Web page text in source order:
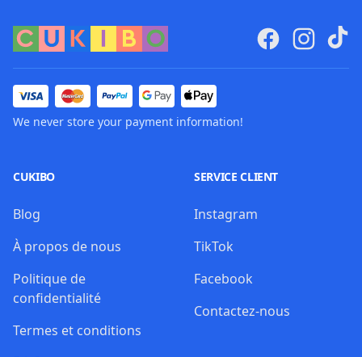
We never store your payment information!
CUKIBO
Blog
À propos de nous
Politique de
confidentialité
Termes et conditions
SERVICE CLIENT
Instagram
TikTok
Facebook
Contactez-nous